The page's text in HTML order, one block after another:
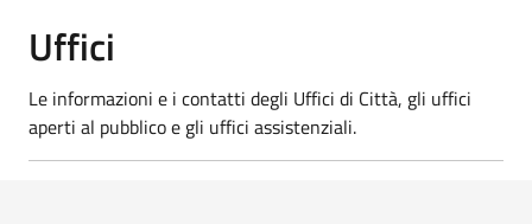
Uffici
Le informazioni e i contatti degli Uffici di Città, gli uffici
aperti al pubblico e gli uffici assistenziali.